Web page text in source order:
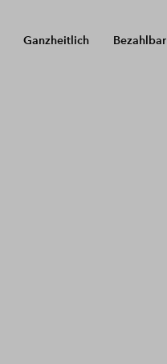
Ganzheitlich Bezahlbar